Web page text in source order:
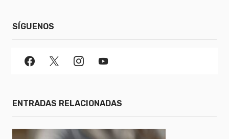
SÍGUENOS
ENTRADAS RELACIONADAS